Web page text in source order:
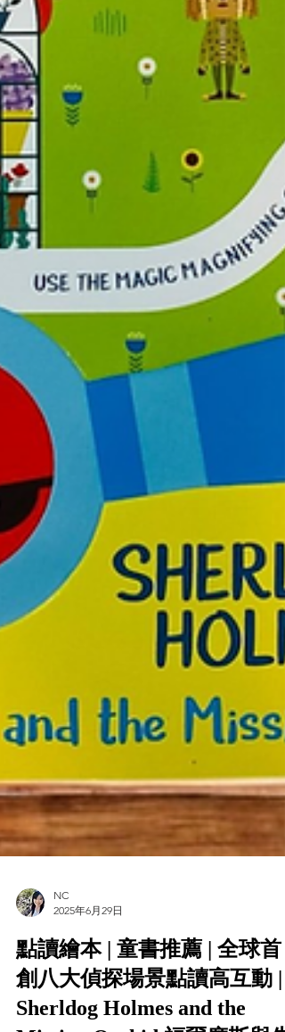
2025年6月29日
點讀繪本 | 童書推薦 | 全球首
創八大偵探場景點讀高互動 |